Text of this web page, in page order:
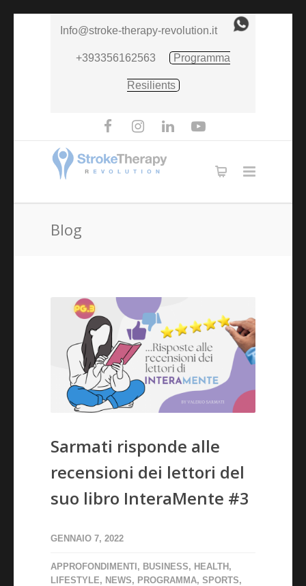
Info@stroke-therapy-revolution.it
+393356162563 Programma
Resilients
Blog
Sarmati risponde alle
recensioni dei lettori del
suo libro InteraMente #3
GENNAIO 7, 2022
APPROFONDIMENTI, BUSINESS, HEALTH,
LIFESTYLE, NEWS, PROGRAMMA, SPORTS,